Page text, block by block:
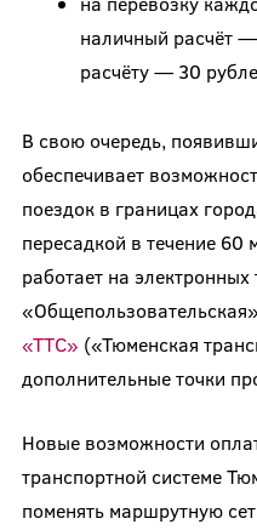
наличный расчёт
расчёту — 30
В свою очередь,
обеспечивает
поездок в границах
пересадкой в течение 60
работает на
«ТТС» («Тюменская
дополнительные точки
Новые возможности
транспортной системе
поменять маршрутную